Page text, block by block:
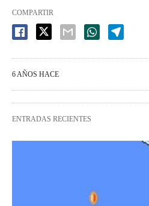
COMPARTIR
6 AÑOS HACE
ENTRADAS RECIENTES